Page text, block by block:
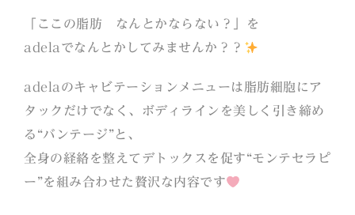
「ここの脂肪 なんとかならない？」を
adelaでなんとかしてみませんか？？
adelaのキャビテーションメニューは脂肪細胞にア
タックだけでなく、ボディラインを美しく引き締め
る“バンテージ”と、
全身の経絡を整えてデトックスを促す“モンテセラピ
ー”を組み合わせた贅沢な内容です